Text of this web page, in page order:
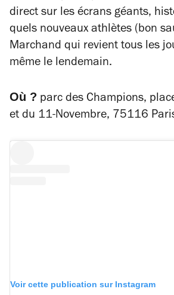
direct sur les écrans géants,
quels nouveaux athlètes (bon
Marchand qui revient tous les
même le lendemain.
Où ? parc des Champions,
et du 11-Novembre, 75116
Voir cette publication sur Instagram